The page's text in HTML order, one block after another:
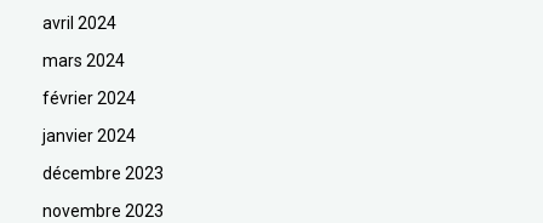
avril 2024
mars 2024
février 2024
janvier 2024
décembre 2023
novembre 2023